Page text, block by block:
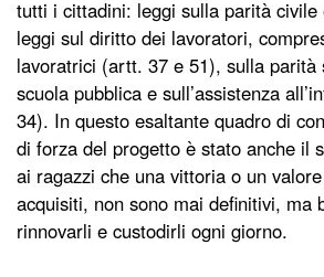
tutti i cittadini: leggi sulla parità
leggi sul diritto dei lavoratori,
lavoratrici (artt. 37 e 51), sulla parità
scuola pubblica e sull’assistenza
34). In questo esaltante quadro di
di forza del progetto è stato anche il
ai ragazzi che una vittoria o un
acquisiti, non sono mai definitivi, ma
rinnovarli e custodirli ogni giorno.